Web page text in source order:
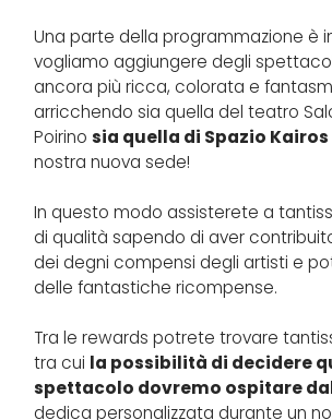
Una parte della programmazione è
vogliamo aggiungere degli
ancora più ricca, colorata e
arricchendo sia quella del teatro
Poirinosia quella di Spazio
nostra nuova sede!
In questo modo assisterete a
di qualità sapendo di aver
dei degni compensi degli artisti e
delle fantastiche ricompense.
Tra le rewards potrete trovare
tra cui la possibilità di decidere
spettacolo dovremo ospitare
dedica personalizzata durante un